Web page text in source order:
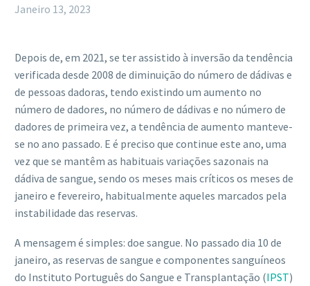
Janeiro 13, 2023
Depois de, em 2021, se ter assistido à inversão da tendência
verificada desde 2008 de diminuição do número de dádivas e
de pessoas dadoras, tendo existindo um aumento no
número de dadores, no número de dádivas e no número de
dadores de primeira vez, a tendência de aumento manteve-
se no ano passado. E é preciso que continue este ano, uma
vez que se mantêm as habituais variações sazonais na
dádiva de sangue, sendo os meses mais críticos os meses de
janeiro e fevereiro, habitualmente aqueles marcados pela
instabilidade das reservas.
A mensagem é simples: doe sangue. No passado dia 10 de
janeiro, as reservas de sangue e componentes sanguíneos
do Instituto Português do Sangue e Transplantação (IPST)